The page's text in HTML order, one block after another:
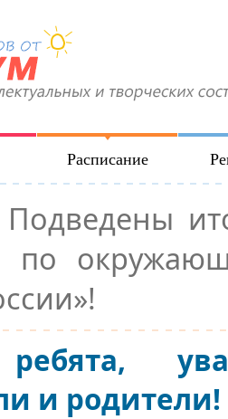
Расписание
Подведены
по
и родители!